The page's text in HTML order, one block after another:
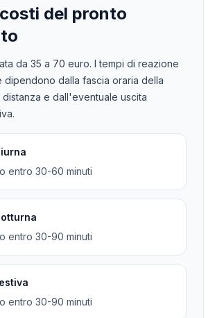
del pronto
da 35 a 70 euro. I tempi di reazione
dipendono dalla fascia oraria della
distanza e dall'eventuale uscita
entro 30-60 minuti
entro 30-90 minuti
entro 30-90 minuti